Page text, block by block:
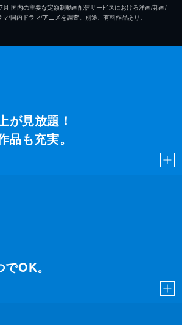
国内の主要な定額制動画配信サービスにおける洋画/邦画/
/国内ドラマ/アニメを調査。別途、有料作品あり。
が見放題！
品も充実。
OK。